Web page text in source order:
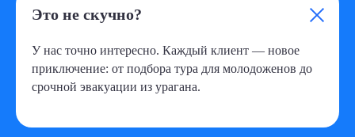
Это не скучно?
У нас точно интересно. Каждый клиент — новое
приключение: от подбора тура для молодоженов до
срочной эвакуации из урагана.